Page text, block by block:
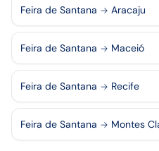
Feira de Santana Aracaju
Feira de Santana Maceió
Feira de Santana Recife
Feira de Santana Montes